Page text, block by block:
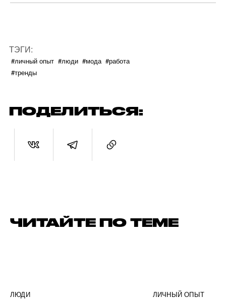
ТЭГИ:
#личный опыт #люди #мода #работа
#тренды
ПОДЕЛИТЬСЯ:
ЧИТАЙТЕ ПО ТЕМЕ
ЛЮДИ ЛИЧНЫЙ ОПЫТ